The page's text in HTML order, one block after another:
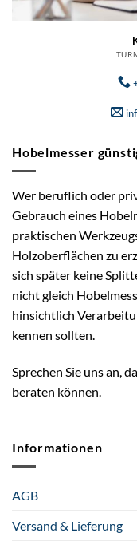
Hobelmesser
Wer beruflich oder
Gebrauch eines
praktischen
Holzoberflächen zu
sich später keine
nicht gleich
hinsichtlich
kennen sollten.
Sprechen Sie uns an,
beraten können.
Informationen
AGB
Versand & Lieferung